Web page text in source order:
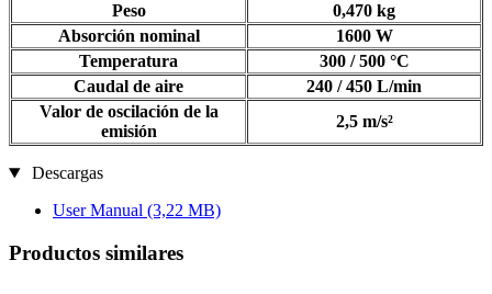
Peso
0,470 kg
Absorción nominal
1600 W
Temperatura
300 / 500 °C
Caudal de aire
240 / 450 L/min
Valor de oscilación de la
emisión
2,5 m/s²
Descargas
User Manual (3,22 MB)
Productos similares